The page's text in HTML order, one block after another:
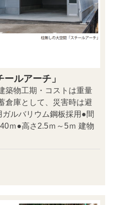
ルアーチ」
築物工期・コストは重量
倉庫として、災害時は避
ルバリウム鋼板採用●間
ｍ●高さ2.5ｍ～5ｍ 建物